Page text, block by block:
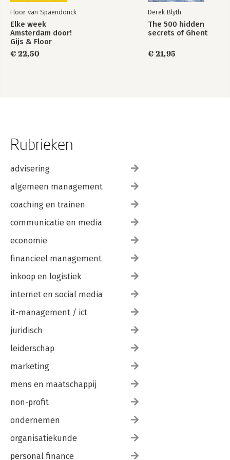
Floor van Spaendonck
Elke week
Amsterdam door!
Gijs & Floor
€ 22,50
Derek Blyth
The 500 hidden
secrets of Ghent
€ 21,95
Rubrieken
advisering
algemeen management
coaching en trainen
communicatie en media
economie
financieel management
inkoop en logistiek
internet en social media
it-management / ict
juridisch
leiderschap
marketing
mens en maatschappij
non-profit
ondernemen
organisatiekunde
personal finance